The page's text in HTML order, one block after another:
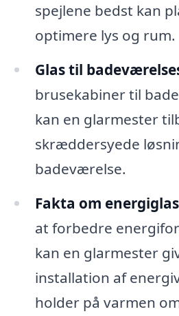
spejlene bedst kan
optimere lys og rum.
Glas til
brusekabiner til
kan en glarmester
skræddersyede
badeværelse.
Fakta om
at forbedre
kan en glarmester
installation af
holder på varmen